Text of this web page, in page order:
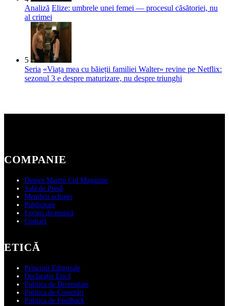
Analiză Elize: umbrele unei femei — procesul căsătoriei, nu
al crimei
5
Seria «Viața mea cu băieții familiei Walter» revine pe Netflix:
sezonul 3 e despre maturizare, nu despre triunghi
COMPANIE
Despre Martin Cid Magazine
Sală de Presă
Membrii echipei
Publicitate
Locuri de muncă
Contact
ETICĂ
Principii Editoriale
Declarație Etică
Politica de Diversitate
Politica de Corectări
Politica de Feedback